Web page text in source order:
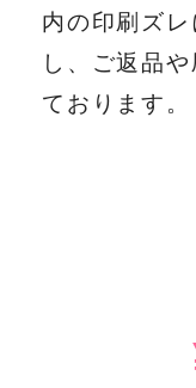
内の印刷ズ
し、ご返品
ております。